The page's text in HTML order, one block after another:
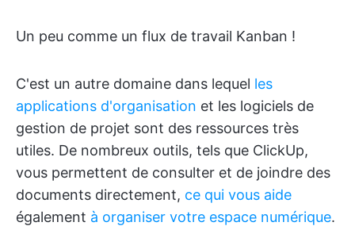
Un peu comme un flux de travail Kanban !
C'est un autre domaine dans lequel les
applications d'organisation et les logiciels de
gestion de projet sont des ressources très
utiles. De nombreux outils, tels que ClickUp,
vous permettent de consulter et de joindre des
documents directement, ce qui vous aide
également à organiser votre espace numérique.